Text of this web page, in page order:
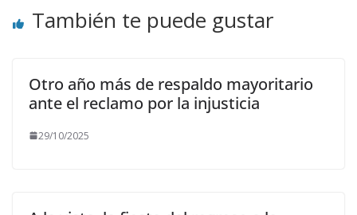
También te puede gustar
Otro año más de respaldo mayoritario
ante el reclamo por la injusticia
29/10/2025